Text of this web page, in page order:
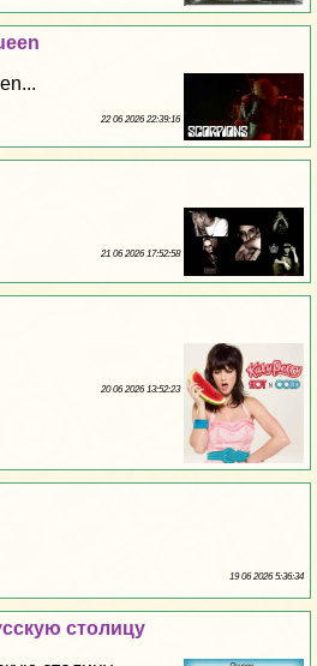
22 06 2026 22:39:16
21 06 2026 17:52:58
20 06 2026 13:52:23
19 06 2026 5:36:34
столицу